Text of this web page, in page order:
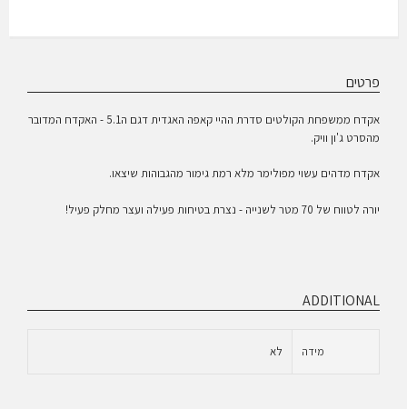
פרטים
אקדח ממשפחת הקולטים סדרת ההיי קאפה האגדית דגם ה5.1 - האקדח המדובר
מהסרט ג'ון וויק.
אקדח מדהים עשוי מפולימר מלא רמת גימור מהגבוהות שיצאו.
יורה לטווח של 70 מטר לשנייה - נצרת בטיחות פעילה ועצר מחלק פעיל!
ADDITIONAL
מידה לא